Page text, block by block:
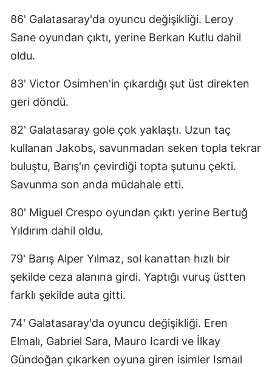
86' Galatasaray'da oyuncu değişikliği. Leroy
Sane oyundan çıktı, yerine Berkan Kutlu dahil
oldu.
83' Victor Osimhen'in çıkardığı şut üst direkten
geri döndü.
82' Galatasaray gole çok yaklaştı. Uzun taç
kullanan Jakobs, savunmadan seken topla tekrar
buluştu, Barış'ın çevirdiği topta şutunu çekti.
Savunma son anda müdahale etti.
80' Miguel Crespo oyundan çıktı yerine Bertuğ
Yıldırım dahil oldu.
79' Barış Alper Yılmaz, sol kanattan hızlı bir
şekilde ceza alanına girdi. Yaptığı vuruş üstten
farklı şekilde auta gitti.
74' Galatasaray'da oyuncu değişikliği. Eren
Elmalı, Gabriel Sara, Mauro Icardi ve İlkay
Gündoğan çıkarken oyuna giren isimler Ismaıl